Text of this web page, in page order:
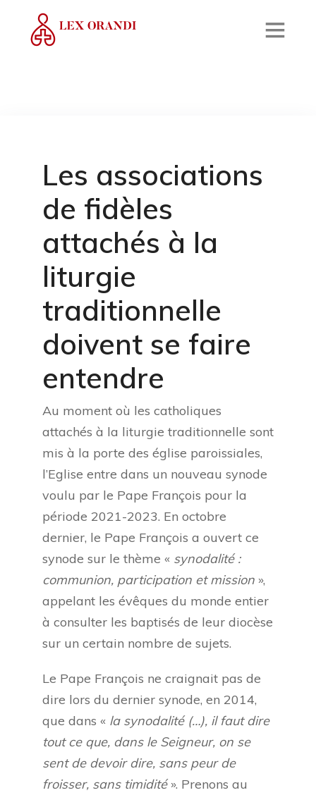
Les associations
de fidèles
attachés à la
liturgie
traditionnelle
doivent se faire
entendre
Au moment où les catholiques
attachés à la liturgie traditionnelle sont
mis à la porte des église paroissiales,
l’Eglise entre dans un nouveau synode
voulu par le Pape François pour la
période 2021-2023. En octobre
dernier, le Pape François a ouvert ce
synode sur le thème « synodalité :
communion, participation et mission »,
appelant les évêques du monde entier
à consulter les baptisés de leur diocèse
sur un certain nombre de sujets.
Le Pape François ne craignait pas de
dire lors du dernier synode, en 2014,
que dans « la synodalité (…), il faut dire
tout ce que, dans le Seigneur, on se
sent de devoir dire, sans peur de
froisser, sans timidité». Prenons au